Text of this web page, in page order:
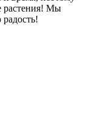
растения! Мы